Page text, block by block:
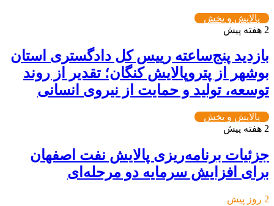
پالایش و پخش
2 هفته پیش
بازدید پنج‌ساعته رییس کل دادگستری استان
بوشهر از پتروپالایش کنگان؛ تقدیر از روند
توسعه، تولید و حمایت از نیروی انسانی
پالایش و پخش
2 هفته پیش
جزئیات برنامه‌ریزی پالایش نفت اصفهان
برای افزایش سرمایه دو مرحله‌ای
2 روز پیش